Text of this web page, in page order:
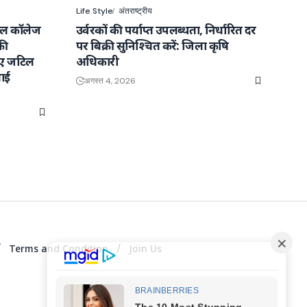
कॉलेज
जटिल
Life Style अंतराष्ट्रीय
उर्वरकों की पर्याप्त उपलब्धता, निर्धारित दर
पर बिक्री सुनिश्चित करें: जिला कृषि
अधिकारी
अगस्त 4, 2026
Terms and Condition Join Us